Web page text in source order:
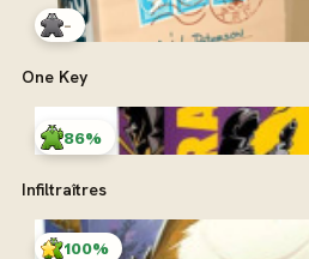
-
One Key
86%
Infiltraîtres
100%